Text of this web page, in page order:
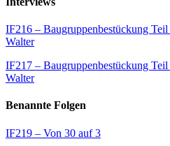
IF216 – Baugruppenbestückung
Walter
IF217 – Baugruppenbestückung
Walter
Benannte Folgen
IF219 – Von 30 auf 3